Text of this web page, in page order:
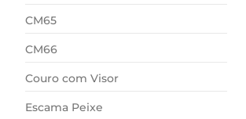
CM65
CM66
Couro com Visor
Escama Peixe